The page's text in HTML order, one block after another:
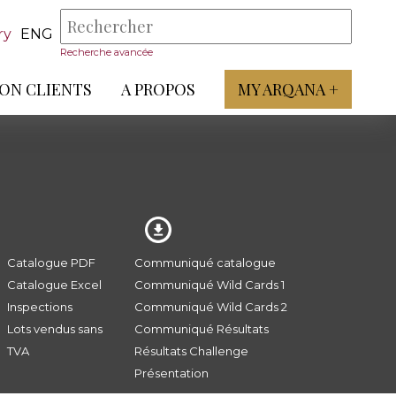
ENG
Recherche avancée
CLIENTS A PROPOS MY ARQANA +
Catalogue PDF
Catalogue Excel
Inspections
Lots vendus sans
TVA
Communiqué catalogue
Communiqué Wild Cards 1
Communiqué Wild Cards 2
Communiqué Résultats
Résultats Challenge
Présentation